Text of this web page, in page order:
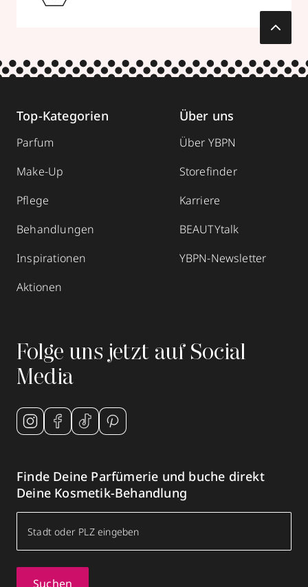
Top-Kategorien
Parfum
Make-Up
Pflege
Behandlungen
Inspirationen
Aktionen
Über uns
Über YBPN
Storefinder
Karriere
BEAUTYtalk
YBPN-Newsletter
Folge uns jetzt auf Social
Media
Finde Deine Parfümerie und buche direkt
Deine Kosmetik-Behandlung
Suchen